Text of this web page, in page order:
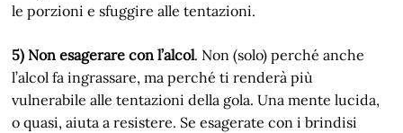
le porzioni e sfuggire alle tentazioni.
5) Non esagerare con l’alcol. Non (solo) perché anche
l’alcol fa ingrassare, ma perché ti renderà più
vulnerabile alle tentazioni della gola. Una mente lucida,
o quasi, aiuta a resistere. Se esagerate con i brindisi